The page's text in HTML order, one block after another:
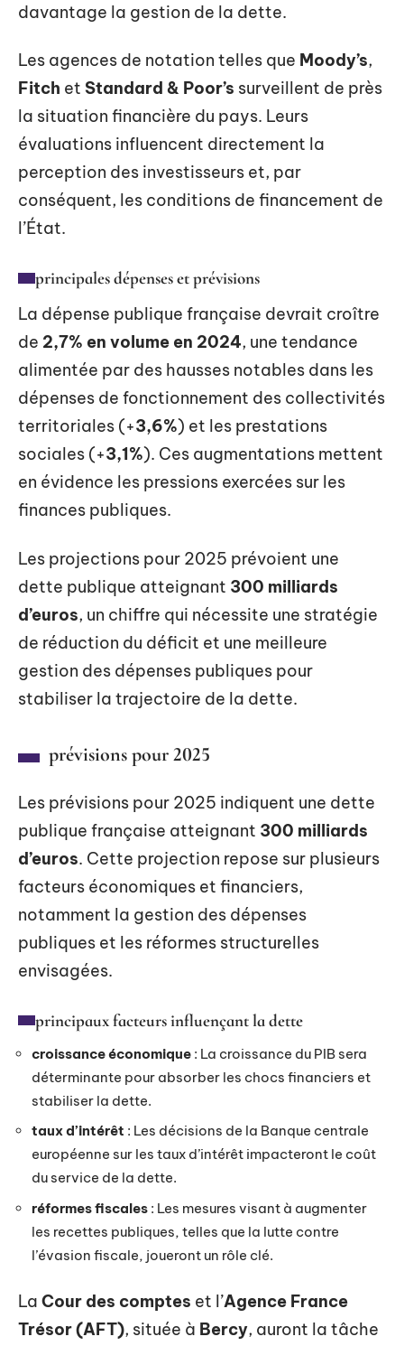
davantage la gestion de la dette.
Les agences de notation telles que Moody’s,
Fitch et Standard & Poor’s surveillent de près
la situation financière du pays. Leurs
évaluations influencent directement la
perception des investisseurs et, par
conséquent, les conditions de financement de
l’État.
principales dépenses et prévisions
La dépense publique française devrait croître
de 2,7% en volume en 2024, une tendance
alimentée par des hausses notables dans les
dépenses de fonctionnement des collectivités
territoriales (+3,6%) et les prestations
sociales (+3,1%). Ces augmentations mettent
en évidence les pressions exercées sur les
finances publiques.
Les projections pour 2025 prévoient une
dette publique atteignant 300 milliards
d’euros, un chiffre qui nécessite une stratégie
de réduction du déficit et une meilleure
gestion des dépenses publiques pour
stabiliser la trajectoire de la dette.
prévisions pour 2025
Les prévisions pour 2025 indiquent une dette
publique française atteignant 300 milliards
d’euros. Cette projection repose sur plusieurs
facteurs économiques et financiers,
notamment la gestion des dépenses
publiques et les réformes structurelles
envisagées.
principaux facteurs influençant la dette
croissance économique : La croissance du PIB sera
déterminante pour absorber les chocs financiers et
stabiliser la dette.
taux d’intérêt : Les décisions de la Banque centrale
européenne sur les taux d’intérêt impacteront le coût
du service de la dette.
réformes fiscales : Les mesures visant à augmenter
les recettes publiques, telles que la lutte contre
l’évasion fiscale, joueront un rôle clé.
La Cour des comptes et l’Agence France
Trésor (AFT), située à Bercy, auront la tâche